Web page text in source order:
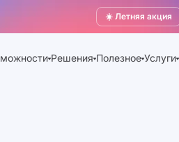
☀️ Летняя акция
Решения Полезное Услуги